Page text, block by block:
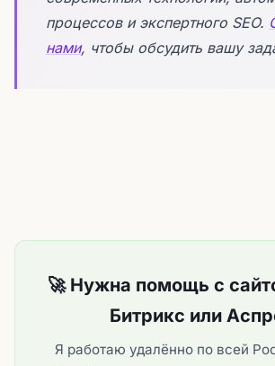
процессов и экспертного SEO.
нами, чтобы обсудить вашу
🚀 Нужна помощь с
Битрикс или
Я работаю удалённо по всей